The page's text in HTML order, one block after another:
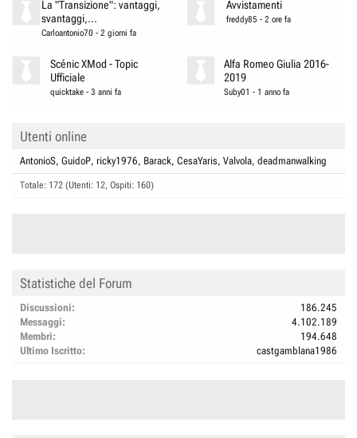
La "Transizione": vantaggi,
svantaggi,...
Carloantonio70 - 2 giorni fa
Avvistamenti
freddy85 - 2 ore fa
Scénic XMod - Topic
Ufficiale
quicktake -3 anni fa
Alfa Romeo Giulia 2016-
2019
Suby01 - 1 anno fa
Utenti online
AntonioS GuidoP ricky1976 Barack CesaYaris Valvola deadmanwalking
Totale: 172 (Utenti: 12, Ospiti: 160)
Statistiche del Forum
Discussioni
186.245
Messaggi
4.102.189
Membri
194.648
Ultimo Iscritto
castgamblana1986